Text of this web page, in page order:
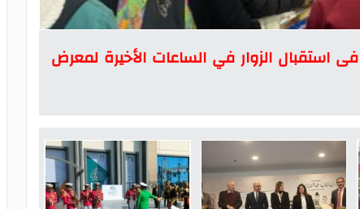
استقبال الزوار في الساعات الأخيرة لمعرض